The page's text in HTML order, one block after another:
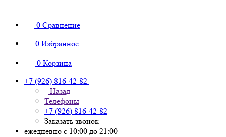
0 Сравнение
0 Избранное
0 Корзина
+7 (926) 816-42-82
Назад
Телефоны
+7 (926) 816-42-82
Заказать звонок
ежедневно с 10:00 до 21:00